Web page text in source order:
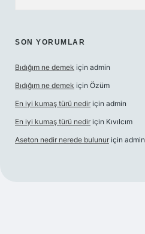
SON YORUMLAR
Bıdığım ne demek için admin
Bıdığım ne demek için Özüm
En iyi kumaş türü nedir için admin
En iyi kumaş türü nedir için Kıvılcım
Aseton nedir nerede bulunur için admin